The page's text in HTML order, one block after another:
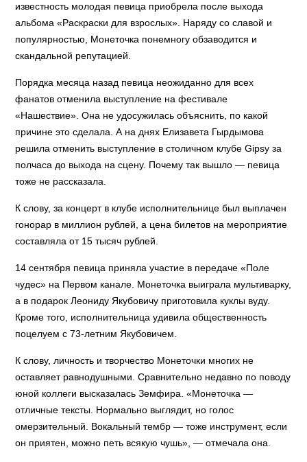
известность молодая певица приобрела после выхода
альбома «Раскраски для взрослых». Наряду со славой и
популярностью, Монеточка понемногу обзаводится и
скандальной репутацией.
Порядка месяца назад певица неожиданно для всех
фанатов отменила выступление на фестивале
«Нашествие». Она не удосужилась объяснить, по какой
причине это сделала. А на днях Елизавета Гырдымова
решила отменить выступление в столичном клубе Gipsy за
полчаса до выхода на сцену. Почему так вышло — певица
тоже не рассказала.
К слову, за концерт в клубе исполнительнице был выплачен
гонорар в миллион рублей, а цена билетов на мероприятие
составляла от 15 тысяч рублей.
14 сентября певица приняла участие в передаче «Поле
чудес» на Первом канале. Монеточка выиграла мультиварку,
а в подарок Леониду Якубовичу приготовила куклы вуду.
Кроме того, исполнительница удивила общественность
поцелуем с 73-летним Якубовичем.
К слову, личность и творчество Монеточки многих не
оставляет равнодушными. Сравнительно недавно по поводу
юной коллеги высказалась Земфира. «Монеточка —
отличные тексты. Нормально выглядит, но голос
омерзительный. Вокальный тембр — тоже инструмент, если
он приятен, можно петь всякую чушь», — отмечала она.